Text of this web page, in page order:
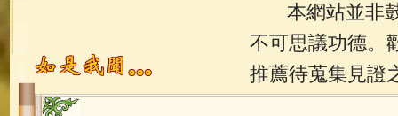
本網站並非鼓
不可思議功德。
推薦待蒐集見證